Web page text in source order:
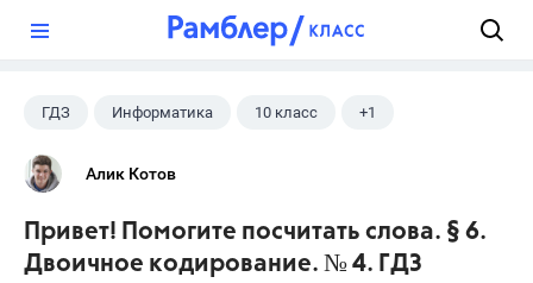
ГДЗ Информатика 10 класс +1
Поляков К.Ю.
Алик Котов
Привет! Помогите посчитать слова. § 6.
Двоичное кодирование. № 4. ГДЗ